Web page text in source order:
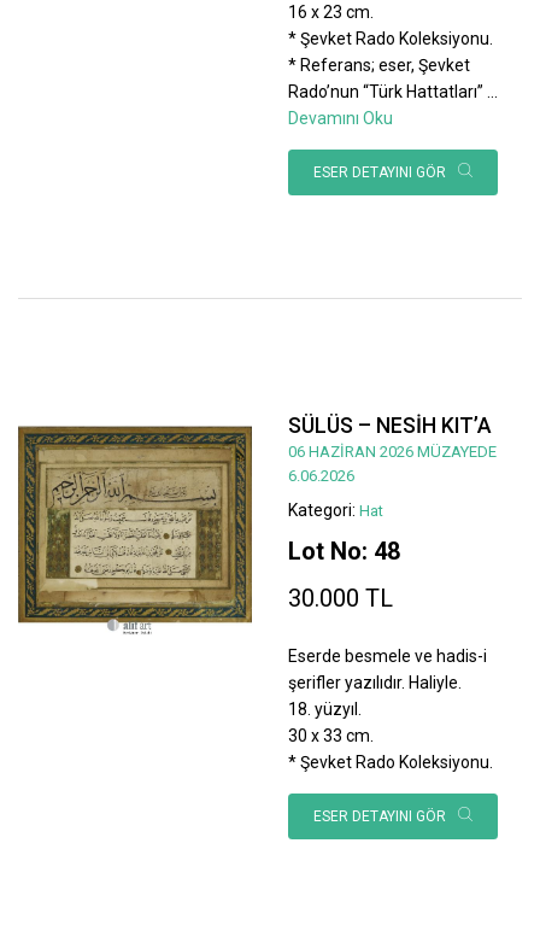
16 x 23 cm.
* Şevket Rado Koleksiyonu.
* Referans; eser, Şevket
Rado’nun “Türk Hattatları”
Devamını Oku
ESER DETAYINI GÖR
SÜLÜS – NESİH KIT’A
06 HAZİRAN 2026 MÜZAYEDE
6.06.2026
Kategori: Hat
Lot No: 48
30.000 TL
Eserde besmele ve hadis-i
şerifler yazılıdır. Haliyle.
18. yüzyıl.
30 x 33 cm.
* Şevket Rado Koleksiyonu.
ESER DETAYINI GÖR